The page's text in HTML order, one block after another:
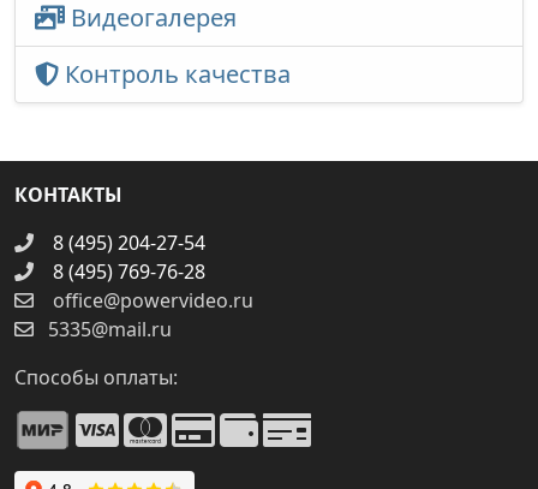
Видеогалерея
Контроль качества
КОНТАКТЫ
8 (495) 204-27-54
8 (495) 769-76-28
office@powervideo.ru
5335@mail.ru
Способы оплаты: